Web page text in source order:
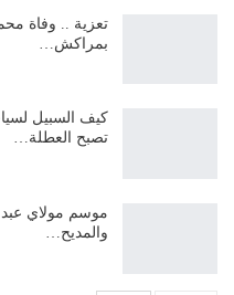
تعزية .. وفاة
بمراكش…
كيف السبيل
تصبح العطلة…
موسم مولاي عبد
والمديح…